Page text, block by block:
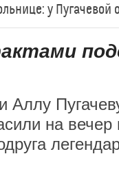
у
Аллу
на